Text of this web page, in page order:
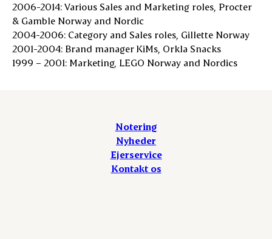
2006-2014: Various Sales and Marketing roles, Procter
& Gamble Norway and Nordic
2004-2006: Category and Sales roles, Gillette Norway
2001-2004: Brand manager KiMs, Orkla Snacks
1999 – 2001: Marketing, LEGO Norway and Nordics
Notering
Nyheder
Ejerservice
Kontakt os